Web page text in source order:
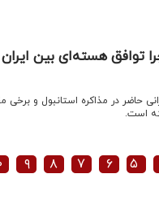
توافق هسته‌ای بین
حاضر در مذاکره استانبول و
است.
۵ ۶ ۷ ۸ ۹